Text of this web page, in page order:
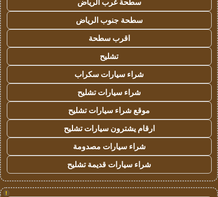
سطحة غرب الرياض
سطحة جنوب الرياض
اقرب سطحة
تشليح
شراء سيارات سكراب
شراء سيارات تشليح
موقع شراء سيارات تشليح
ارقام يشترون سيارات تشليح
شراء سيارات مصدومة
شراء سيارات قديمة تشليح
!